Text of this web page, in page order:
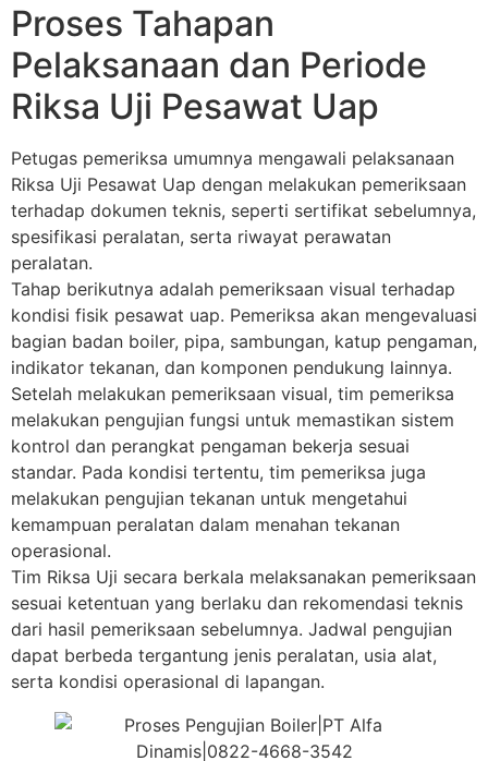
Proses Tahapan
Pelaksanaan dan Periode
Riksa Uji Pesawat Uap
Petugas pemeriksa umumnya mengawali pelaksanaan
Riksa Uji Pesawat Uap dengan melakukan pemeriksaan
terhadap dokumen teknis, seperti sertifikat sebelumnya,
spesifikasi peralatan, serta riwayat perawatan
peralatan.
Tahap berikutnya adalah pemeriksaan visual terhadap
kondisi fisik pesawat uap. Pemeriksa akan mengevaluasi
bagian badan boiler, pipa, sambungan, katup pengaman,
indikator tekanan, dan komponen pendukung lainnya.
Setelah melakukan pemeriksaan visual, tim pemeriksa
melakukan pengujian fungsi untuk memastikan sistem
kontrol dan perangkat pengaman bekerja sesuai
standar. Pada kondisi tertentu, tim pemeriksa juga
melakukan pengujian tekanan untuk mengetahui
kemampuan peralatan dalam menahan tekanan
operasional.
Tim Riksa Uji secara berkala melaksanakan pemeriksaan
sesuai ketentuan yang berlaku dan rekomendasi teknis
dari hasil pemeriksaan sebelumnya. Jadwal pengujian
dapat berbeda tergantung jenis peralatan, usia alat,
serta kondisi operasional di lapangan.